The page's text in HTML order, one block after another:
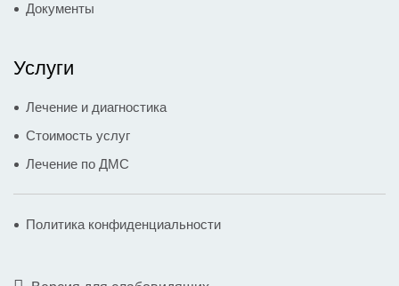
Документы
Услуги
Лечение и диагностика
Стоимость услуг
Лечение по ДМС
Политика конфиденциальности